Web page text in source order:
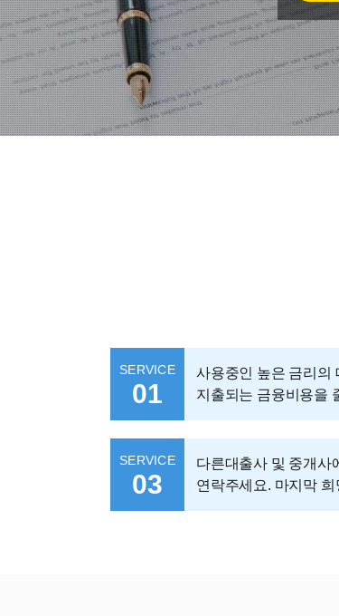
SERVICE
01
사용중인 높은 금리의
지출되는 금융비용을
SERVICE
03
다른대출사 및 중개사
연락주세요. 마지막